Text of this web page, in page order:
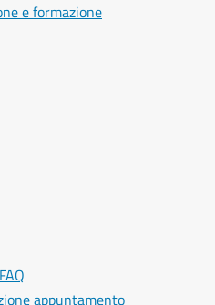
e formazione
appuntamento